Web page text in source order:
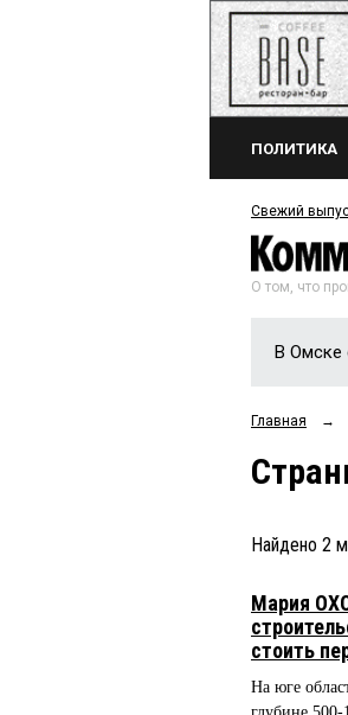
ПОЛИТИКА
Свежий
О том, что
В Омске
Главная →
Найдено 2
Мария
стоить
На юге